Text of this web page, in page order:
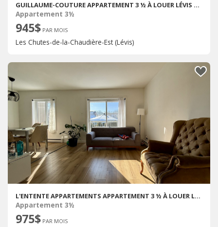
GUILLAUME-COUTURE APPARTEMENT 3 ½ À LOUER LÉVIS SEPTEMBRE 2026
Appartement 3½
945$ PAR MOIS
Les Chutes-de-la-Chaudière-Est (Lévis)
L'ENTENTE APPARTEMENTS APPARTEMENT 3 ½ À LOUER LÉVIS OCTOBRE 2026
Appartement 3½
975$ PAR MOIS